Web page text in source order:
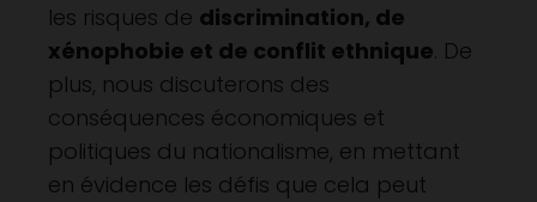
les risques de discrimination, de
xénophobie et de conflit ethnique. De
plus, nous discuterons des
conséquences économiques et
politiques du nationalisme, en mettant
en évidence les défis que cela peut